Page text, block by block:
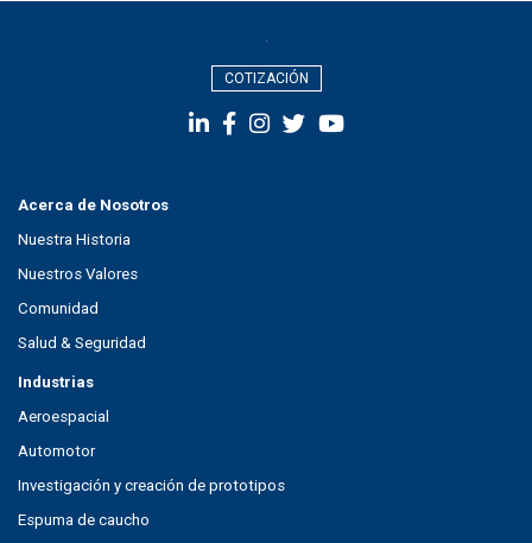
COTIZACIÓN
Acerca de Nosotros
Nuestra Historia
Nuestros Valores
Comunidad
Salud & Seguridad
Industrias
Aeroespacial
Automotor
Investigación y creación de prototipos
Espuma de caucho